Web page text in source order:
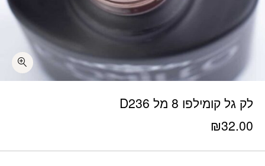
לק גל קומילפו 8 מל D236
₪32.00